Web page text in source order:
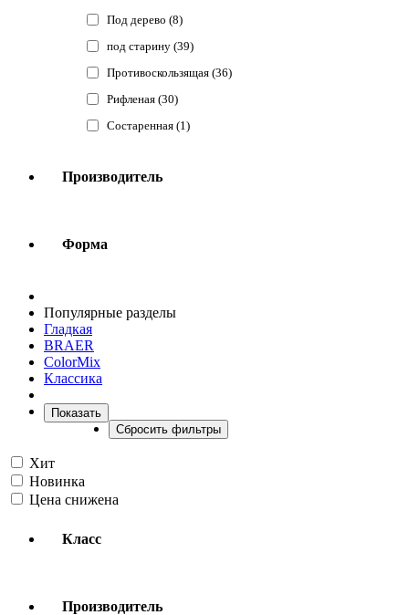
Под дерево (8)
под старину (39)
Противоскользящая (36)
Рифленая (30)
Состаренная (1)
Производитель
Форма
Популярные разделы
Гладкая
BRAER
ColorMix
Классика
Показать
Сбросить фильтры
Хит
Новинка
Цена снижена
Класс
Производитель